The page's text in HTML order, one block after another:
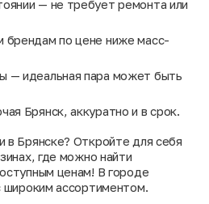
— не требует ремонта или
брендам по цене ниже масс-
— идеальная пара может быть
Брянск, аккуратно и в срок.
в Брянске? Откройте для себя
где можно найти
ценам! В городе
широким ассортиментом.